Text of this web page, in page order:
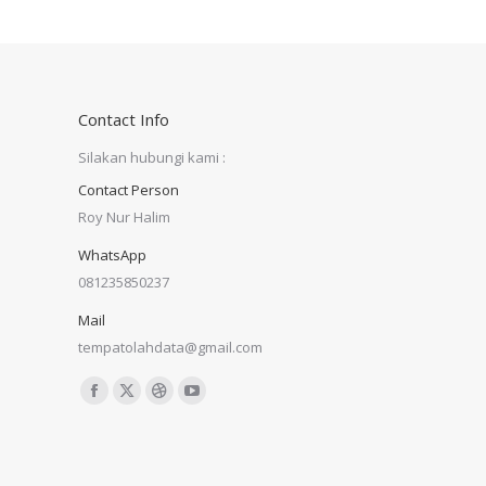
Contact Info
Silakan hubungi kami :
Contact Person
Roy Nur Halim
WhatsApp
081235850237
Mail
tempatolahdata@gmail.com
Find us on:
Facebook
X
Dribbble